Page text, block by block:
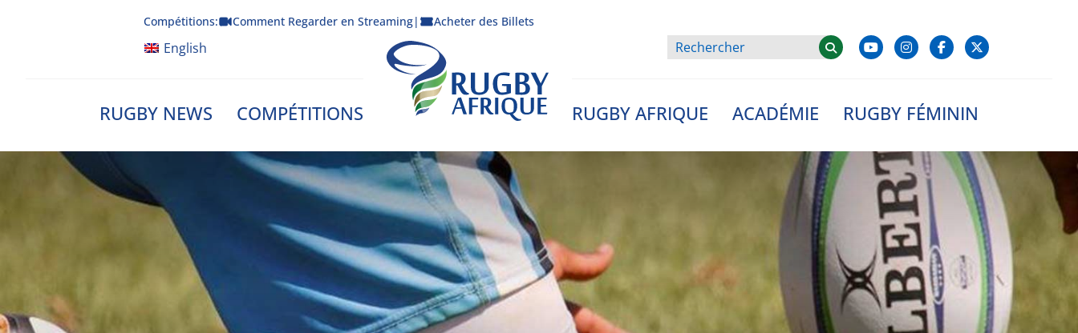
Compétitions: Comment Regarder en Streaming| Acheter des Billets
English
RUGBY NEWS COMPÉTITIONS
Rugby Afrique
RUGBY AFRIQUE ACADÉMIE RUGBY FÉMININ